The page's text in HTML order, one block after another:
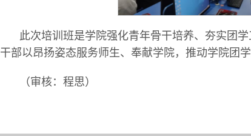
此次培训班是学院强化青年骨干培养、夯实团
干部以昂扬姿态服务师生、奉献学院，推动学院团学
（审核：程思）